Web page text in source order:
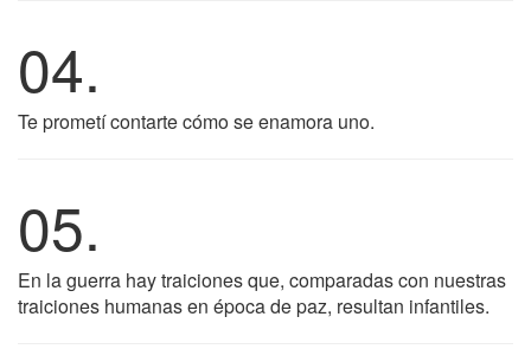
04.
Te prometí contarte cómo se enamora uno.
05.
En la guerra hay traiciones que, comparadas con nuestras
traiciones humanas en época de paz, resultan infantiles.